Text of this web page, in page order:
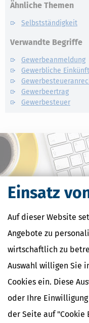
Einsatz
Auf dieser Website
Angebote zu
wirtschaftlich zu
Auswahl willigen Sie
Cookies ein. Diese
oder Ihre
der Seite auf
Ähnliche Themen
Selbstständigkeit
Verwandte Begriffe
Gewerbeanmeldung
Gewerbliche
Gewerbeertrag
Gewerbesteuer
Kostenlose Steuertipps &
Steuertipps
Steuertipps
Geldtipps